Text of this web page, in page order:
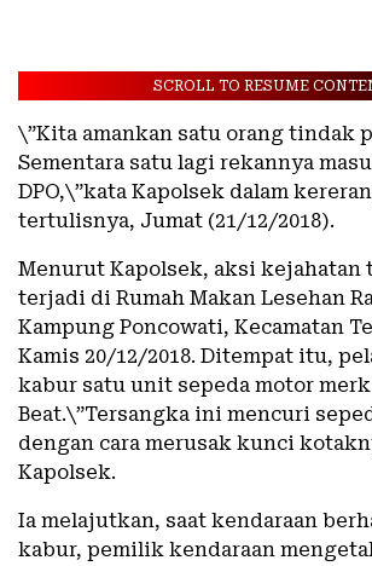
SCROLL TO RESUME
\”Kita amankan satu orang tindak
Sementara satu lagi rekannya
DPO,\”kata Kapolsek dalam
tertulisnya, Jumat (21/12/2018).
Menurut Kapolsek, aksi kejahatan
terjadi di Rumah Makan Lesehan
Kampung Poncowati, Kecamatan
Kamis 20/12/2018. Ditempat itu,
kabur satu unit sepeda motor
Beat.\”Tersangka ini mencuri
dengan cara merusak kunci
Kapolsek.
Ia melajutkan, saat kendaraan
kabur, pemilik kendaraan